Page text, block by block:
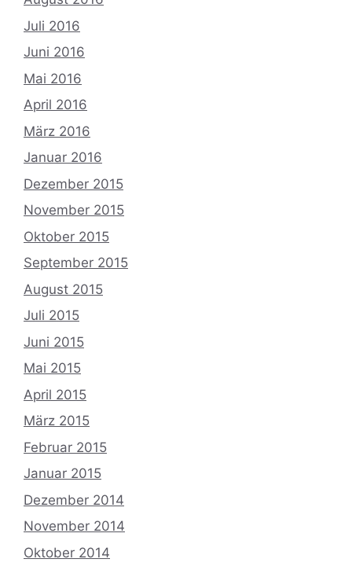
Juli 2016
Juni 2016
Mai 2016
April 2016
März 2016
Januar 2016
Dezember 2015
November 2015
Oktober 2015
September 2015
August 2015
Juli 2015
Juni 2015
Mai 2015
April 2015
März 2015
Februar 2015
Januar 2015
Dezember 2014
November 2014
Oktober 2014